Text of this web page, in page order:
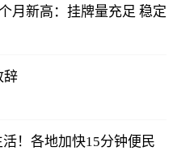
月新高：挂牌量充足 稳定
辞
！各地加快15分钟便民